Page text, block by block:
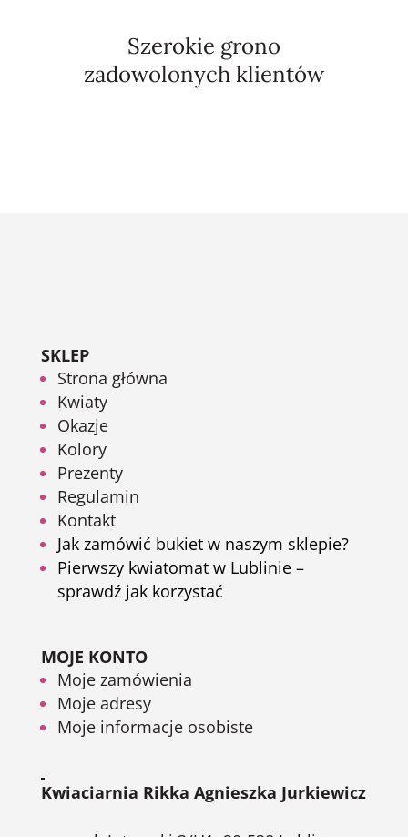
Szerokie grono
zadowolonych klientów
SKLEP
Strona główna
Kwiaty
Okazje
Kolory
Prezenty
Regulamin
Kontakt
Jak zamówić bukiet w naszym sklepie?
Pierwszy kwiatomat w Lublinie –
sprawdź jak korzystać
MOJE KONTO
Moje zamówienia
Moje adresy
Moje informacje osobiste
Kwiaciarnia Rikka Agnieszka Jurkiewicz